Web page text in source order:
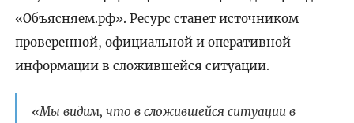
«Объясняем.рф». Ресурс станет источником
проверенной, официальной и оперативной
информации в сложившейся ситуации.
«Мы видим, что в сложившейся ситуации в